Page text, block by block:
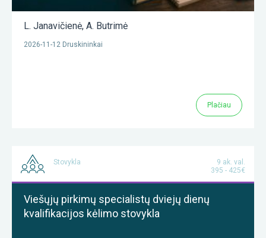
L. Janavičienė, A. Butrimė
2026-11-12 Druskininkai
Plačiau
Stovykla
9 ak. val.
395 - 425€
Viešųjų pirkimų specialistų dviejų dienų
kvalifikacijos kėlimo stovykla